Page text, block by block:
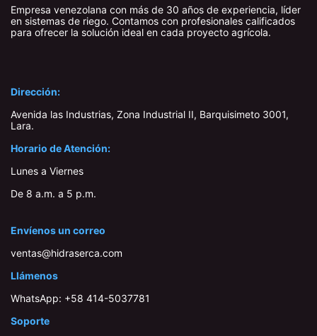
Empresa venezolana con más de 30 años de experiencia, líder
en sistemas de riego. Contamos con profesionales calificados
para ofrecer la solución ideal en cada proyecto agrícola.
Dirección:
Avenida las Industrias, Zona Industrial II, Barquisimeto 3001,
Lara​.
Horario de Atención:
Lunes a Viernes
De 8 a.m. a 5 p.m.
Envíenos un correo
ventas@hidraserca.com
Llámenos
WhatsApp: +58 414-503778​1
Soporte